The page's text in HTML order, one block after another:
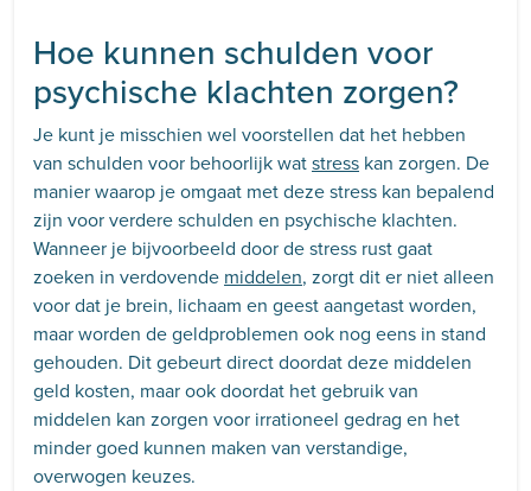
Hoe kunnen schulden voor
psychische klachten zorgen?
Je kunt je misschien wel voorstellen dat het hebben
van schulden voor behoorlijk watstress kan zorgen. De
manier waarop je omgaat met deze stress kan bepalend
zijn voor verdere schulden en psychische klachten.
Wanneer je bijvoorbeeld door de stress rust gaat
zoeken in verdovende middelen, zorgt dit er niet alleen
voor dat je brein, lichaam en geest aangetast worden,
maar worden de geldproblemen ook nog eens in stand
gehouden. Dit gebeurt direct doordat deze middelen
geld kosten, maar ook doordat het gebruik van
middelen kan zorgen voor irrationeel gedrag en het
minder goed kunnen maken van verstandige,
overwogen keuzes.